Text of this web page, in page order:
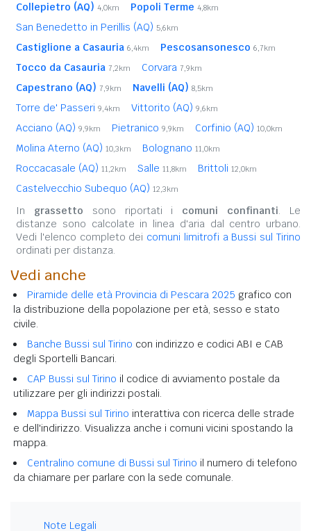
Collepietro (AQ) 4,0km Popoli Terme 4,8km
San Benedetto in Perillis (AQ) 5,6km
Castiglione a Casauria 6,4km Pescosansonesco 6,7km
Tocco da Casauria 7,2km Corvara 7,9km
Capestrano (AQ) 7,9km Navelli (AQ) 8,5km
Torre de' Passeri 9,4km Vittorito (AQ) 9,6km
Acciano (AQ) 9,9km Pietranico 9,9km Corfinio (AQ) 10,0km
Molina Aterno (AQ) 10,3km Bolognano 11,0km
Roccacasale (AQ) 11,2km Salle 11,8km Brittoli 12,0km
Castelvecchio Subequo (AQ) 12,3km
In grassetto sono riportati i comuni confinanti. Le
distanze sono calcolate in linea d'aria dal centro urbano.
Vedi l'elenco completo dei comuni limitrofi a Bussi sul Tirino
ordinati per distanza.
Vedi anche
Piramide delle età Provincia di Pescara 2025 grafico con
la distribuzione della popolazione per età, sesso e stato
civile.
Banche Bussi sul Tirino con indirizzo e codici ABI e CAB
degli Sportelli Bancari.
CAP Bussi sul Tirino il codice di avviamento postale da
utilizzare per gli indirizzi postali.
Mappa Bussi sul Tirino interattiva con ricerca delle strade
e dell'indirizzo. Visualizza anche i comuni vicini spostando la
mappa.
Centralino comune di Bussi sul Tirino il numero di telefono
da chiamare per parlare con la sede comunale.
Note Legali